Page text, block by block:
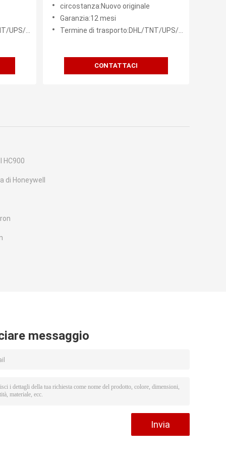
ecc.
circostanza:Nuovo originale
Garanzia:12 mesi
Termine di trasporto:DHL/TNT/UPS/FEDEX ecc.
CONTATTACI
HC900
Honeywell
messaggio